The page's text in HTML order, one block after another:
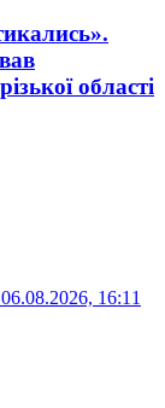
області
06.08.2026, 16:11